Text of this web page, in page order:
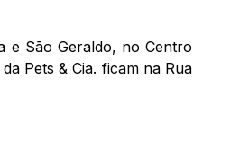
e São Geraldo, no Centro
Pets & Cia. ficam na Rua